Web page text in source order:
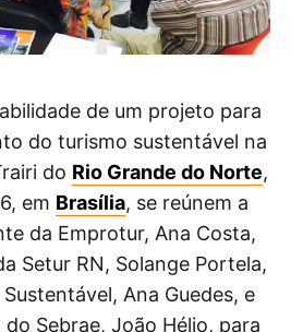
de um projeto para
do turismo sustentável na
do Rio Grande do Norte,
em Brasília, se reúnem a
da Emprotur, Ana Costa,
Setur RN, Solange Portela,
Ana Guedes, e
Sebrae, João Hélio, para